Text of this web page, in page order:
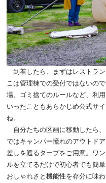
到着したら、まずはレストラ
こは管理棟での受付ではないの
場、ゴミ捨てのルールなど、利
いったこともあらかじめ公式サ
ね。
自分たちの区画に移動したら
ではキャンパー憧れのアウトド
差しを遮るタープをご用意。ワ
ルを立てるだけで初心者でも簡
おしゃれさと機能性を存分に味